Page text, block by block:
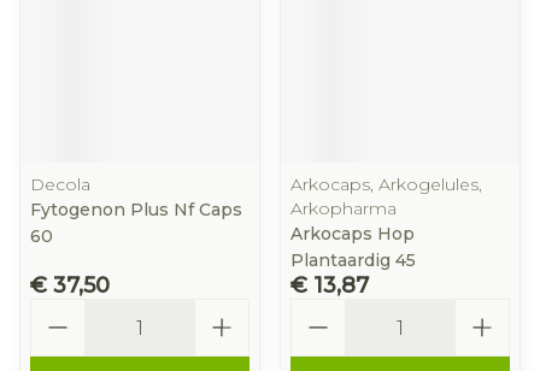
Decola
Fytogenon Plus Nf Caps
60
€ 37,50
Arkocaps, Arkogelules,
Arkopharma
Arkocaps Hop
Plantaardig 45
€ 13,87